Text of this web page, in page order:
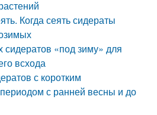
Когда сеять сидераты
«под зиму» для
всхода
с коротким
с ранней весны и до